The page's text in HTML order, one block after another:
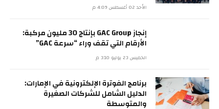
الأحد 02 أغسطس 4:09 م
إنجاز GAC Group بإنتاج 30 مليون مركبة:
الأرقام التي تقف وراء “سرعة GAC”
الخميس 23 يوليو 3:10 م
برنامج الفوترة الإلكترونية في الإمارات:
الدليل الشامل للشركات الصغيرة
والمتوسطة